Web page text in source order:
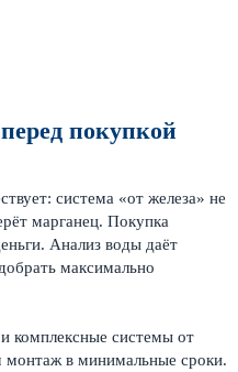
покупкой
система «от железа» не
марганец. Покупка
Анализ воды даёт
максимально
комплексные системы от
монтаж в минимальные сроки.